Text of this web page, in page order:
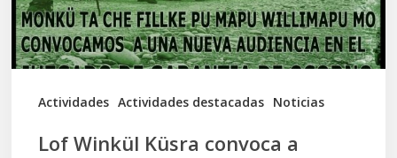
Actividades Actividades destacadas Noticias
audiencia
en
Juzgado
Lof Winkül Küsra convoca a